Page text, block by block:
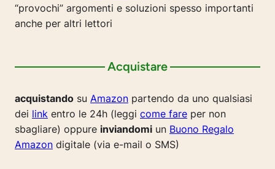
“provochi” argomenti e soluzioni spesso importanti
anche per altri lettori
Acquistare
acquistando su Amazon partendo da uno qualsiasi
dei link entro le 24h (leggi come fare per non
sbagliare) oppure inviandomi un Buono Regalo
Amazon digitale (via e-mail o SMS)